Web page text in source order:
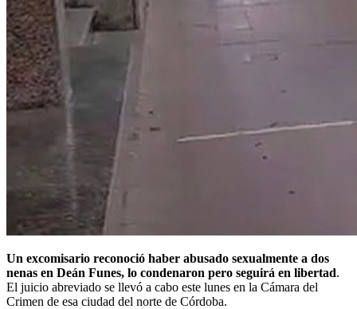
Un excomisario reconoció haber abusado sexualmente a dos
nenas en Deán Funes, lo condenaron pero seguirá en libertad.
El juicio abreviado se llevó a cabo este lunes en la Cámara del
Crimen de esa ciudad del norte de Córdoba.